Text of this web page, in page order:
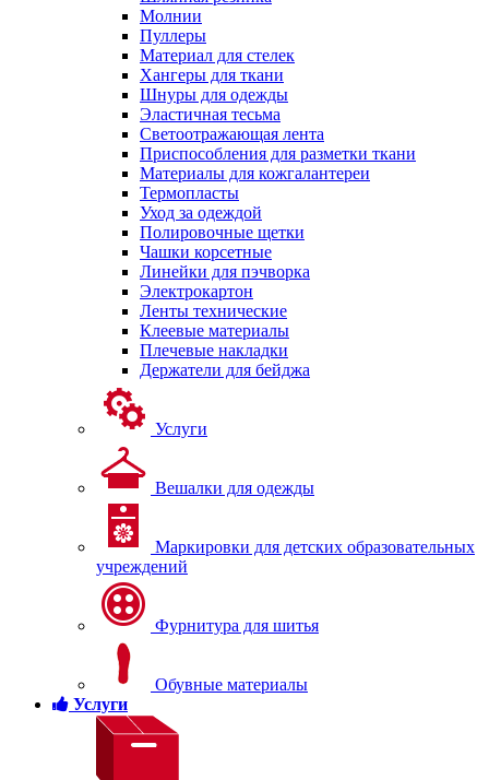
Молнии
Пуллеры
Материал для стелек
Хангеры для ткани
Шнуры для одежды
Эластичная тесьма
Светоотражающая лента
Приспособления для разметки ткани
Материалы для кожгалантереи
Термопласты
Уход за одеждой
Полировочные щетки
Чашки корсетные
Линейки для пэчворка
Электрокартон
Ленты технические
Клеевые материалы
Плечевые накладки
Держатели для бейджа
Услуги
Вешалки для одежды
Маркировки для детских образовательных
учреждений
Фурнитура для шитья
Обувные материалы
Услуги